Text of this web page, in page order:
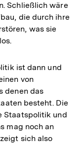
Schließlich wäre
die durch ihre
was sie
ist dann und
von
denen das
besteht. Die
Staatspolitik und
mag noch an
sich also